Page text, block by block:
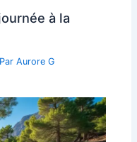
à la
Aurore G